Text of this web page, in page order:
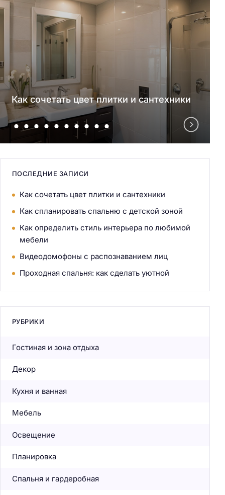
Как сочетать цвет плитки и сантехники
ПОСЛЕДНИЕ ЗАПИСИ
Как сочетать цвет плитки и сантехники
Как спланировать спальню с детской зоной
Как определить стиль интерьера по любимой
мебели
Видеодомофоны с распознаванием лиц
Проходная спальня: как сделать уютной
РУБРИКИ
Гостиная и зона отдыха
Декор
Кухня и ванная
Мебель
Освещение
Планировка
Спальня и гардеробная